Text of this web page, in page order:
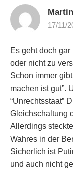
Martin
17/11/
Es geht doch
oder nicht zu
Schon immer
machen ist gut”.
“Unrechtsstaat”
Gleichschaltung
Allerdings
Wahres in der
Sicherlich ist
und auch nicht